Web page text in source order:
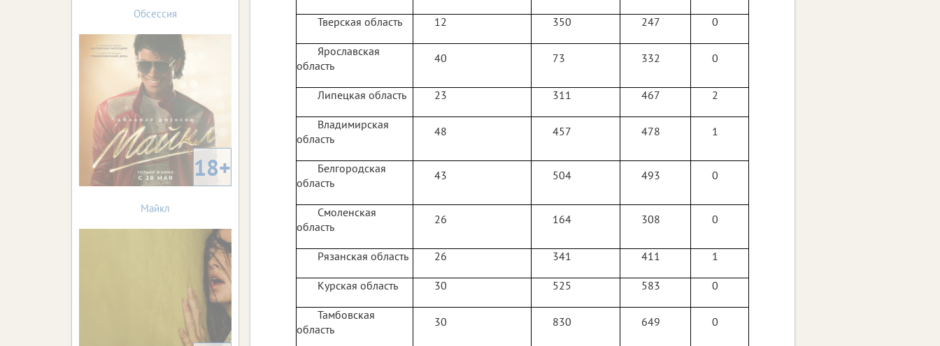
Тверская область 12 350 247 0
Ярославская
область
40 73 332 0
Липецкая область 23 311 467 2
Владимирская
область
48 457 478 1
Белгородская
область
43 504 493 0
Смоленская
область
26 164 308 0
Рязанская область 26 341 411 1
Курская область 30 525 583 0
Тамбовская
область
30 830 649 0
Обсессия
18+
Майкл